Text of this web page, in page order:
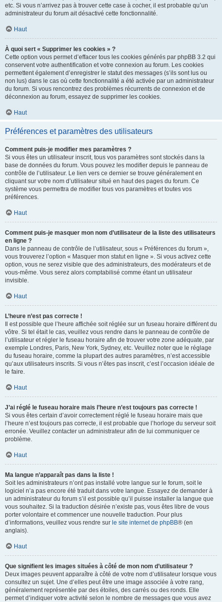
etc. Si vous n’arrivez pas à trouver cette case à cocher, il est probable qu’un
administrateur du forum ait désactivé cette fonctionnalité.
Haut
À quoi sert « Supprimer les cookies » ?
Cette option vous permet d’effacer tous les cookies générés par phpBB 3.2 qui
conservent votre authentification et votre connexion au forum. Les cookies
permettent également d’enregistrer le statut des messages (s’ils sont lus ou
non lus) dans le cas où cette fonctionnalité a été activée par un administrateur
du forum. Si vous rencontrez des problèmes récurrents de connexion et de
déconnexion au forum, essayez de supprimer les cookies.
Haut
Préférences et paramètres des utilisateurs
Comment puis-je modifier mes paramètres ?
Si vous êtes un utilisateur inscrit, tous vos paramètres sont stockés dans la
base de données du forum. Vous pouvez les modifier depuis le panneau de
contrôle de l’utilisateur. Le lien vers ce dernier se trouve généralement en
cliquant sur votre nom d’utilisateur situé en haut des pages du forum. Ce
système vous permettra de modifier tous vos paramètres et toutes vos
préférences.
Haut
Comment puis-je masquer mon nom d’utilisateur de la liste des utilisateurs
en ligne ?
Dans le panneau de contrôle de l’utilisateur, sous « Préférences du forum »,
vous trouverez l’option « Masquer mon statut en ligne ». Si vous activez cette
option, vous ne serez visible que des administrateurs, des modérateurs et de
vous-même. Vous serez alors comptabilisé comme étant un utilisateur
invisible.
Haut
L’heure n’est pas correcte !
Il est possible que l’heure affichée soit réglée sur un fuseau horaire différent du
vôtre. Si tel était le cas, veuillez vous rendre dans le panneau de contrôle de
l’utilisateur et régler le fuseau horaire afin de trouver votre zone adéquate, par
exemple Londres, Paris, New York, Sydney, etc. Veuillez noter que le réglage
du fuseau horaire, comme la plupart des autres paramètres, n’est accessible
qu’aux utilisateurs inscrits. Si vous n’êtes pas inscrit, c’est l’occasion idéale de
le faire.
Haut
J’ai réglé le fuseau horaire mais l’heure n’est toujours pas correcte !
Si vous êtes certain d’avoir correctement réglé le fuseau horaire mais que
l’heure n’est toujours pas correcte, il est probable que l’horloge du serveur soit
erronée. Veuillez contacter un administrateur afin de lui communiquer ce
problème.
Haut
Ma langue n’apparaît pas dans la liste !
Soit les administrateurs n’ont pas installé votre langue sur le forum, soit le
logiciel n’a pas encore été traduit dans votre langue. Essayez de demander à
un administrateur du forum s’il est possible qu’il puisse installer la langue que
vous souhaitez. Si la traduction désirée n’existe pas, vous êtes libre de vous
porter volontaire et commencer une nouvelle traduction. Pour plus
d’informations, veuillez vous rendre sur le site internet de phpBB® (en
anglais).
Haut
Que signifient les images situées à côté de mon nom d’utilisateur ?
Deux images peuvent apparaître à côté de votre nom d’utilisateur lorsque vous
consultez un sujet. Une d’elles peut être une image associée à votre rang,
généralement représentée par des étoiles, des carrés ou des ronds. Elle
permet d’indiquer votre activité selon le nombre de messages que vous avez